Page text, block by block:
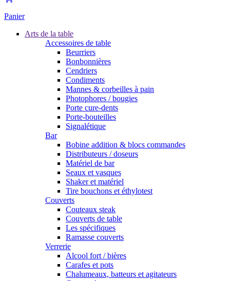
Panier
Arts de la table
Accessoires de table
Beurriers
Bonbonnières
Cendriers
Condiments
Mannes & corbeilles à pain
Photophores / bougies
Porte cure-dents
Porte-bouteilles
Signalétique
Bar
Bobine addition & blocs commandes
Distributeurs / doseurs
Matériel de bar
Seaux et vasques
Shaker et matériel
Tire bouchons et éthylotest
Couverts
Couteaux steak
Couverts de table
Les spécifiques
Ramasse couverts
Verrerie
Alcool fort / bières
Carafes et pots
Chalumeaux, batteurs et agitateurs